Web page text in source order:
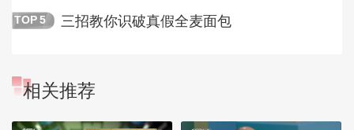
TOP 5 三招教你识破真假全麦面包
相关推荐